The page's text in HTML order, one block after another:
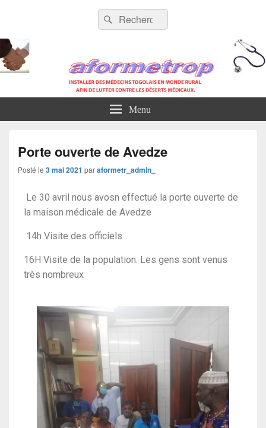
AFORMETROP
Menu
Porte ouverte de Avedze
Posté le 3 mai 2021 paraformetr_admin_
Le 30 avril nous avosn effectué la porte ouverte de
la maison médicale de Avedze
14h Visite des officiels
16H Visite de la population. Les gens sont venus
très nombreux